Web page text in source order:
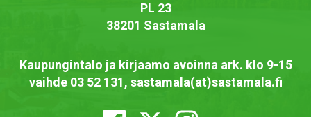
PL 23
38201 Sastamala
Kaupungintalo ja kirjaamo avoinna ark. klo 9-15
vaihde 03 52 131, sastamala(at)sastamala.fi